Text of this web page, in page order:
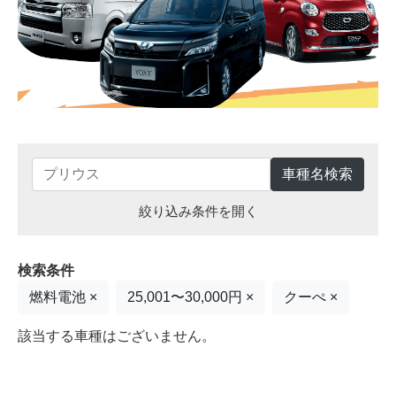
車種名検索
絞り込み条件を開く
検索条件
燃料電池 ×
25,001〜30,000円 × クーぺ ×
該当する車種はございません。